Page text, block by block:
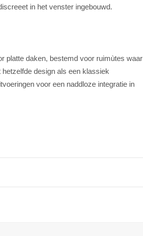
in het venster ingebouwd.
platte daken, bestemd voor ruimùtes waar
design als een klassiek
voor een naddloze integratie in